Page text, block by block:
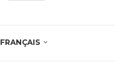
FRANÇAIS